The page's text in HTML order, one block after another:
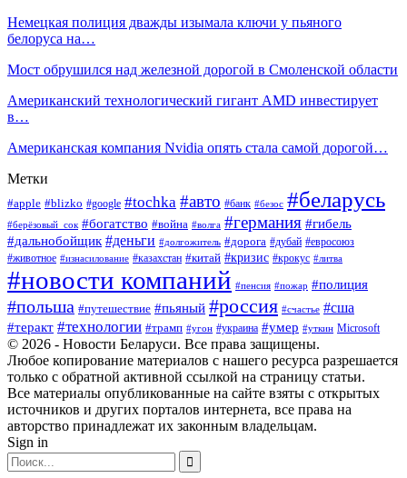
Немецкая полиция дважды изымала ключи у пьяного
белоруса на…
Мост обрушился над железной дорогой в Смоленской области
Американский технологический гигант AMD инвестирует
в…
Американская компания Nvidia опять стала самой дорогой…
Метки
#apple #blizko #google #tochka #авто #банк #безос #беларусь
#берёзовый_сок #богатство #война #волга #германия #гибель
#дальнобойщик #деньги #долгожитель #дорога #дубай #евросоюз
#животное #изнасилование #казахстан #китай #кризис #крокус #литва
#новости компаний #пенсия #пожар #полиция
#польша #путешествие #пьяный #россия #счастье #сша
#теракт #технологии #трамп #угон #украина #умер #уткин Microsoft
© 2026 - Новости Беларуси. Все права защищены.
Любое копирование материалов с нашего ресурса разрешается
только с обратной активной ссылкой на страницу статьи.
Все материалы опубликованные на сайте взяты с открытых
источников и других порталов интернета, все права на
авторство принадлежат их законным владельцам.
Sign in